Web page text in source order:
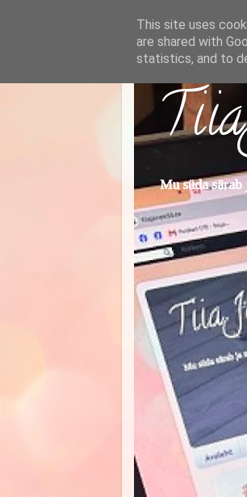
Mu süda
This site uses
are shared with
statistics, and to